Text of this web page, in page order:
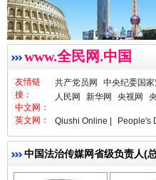
衣柜里的秘密
www.全民网.中国
友情链
接：
中文网：
共产党员网 中央纪委国
人民网
新华网 央视网
英文网： Qiushi Online | People's
中国法治传媒网省级负责人(
李